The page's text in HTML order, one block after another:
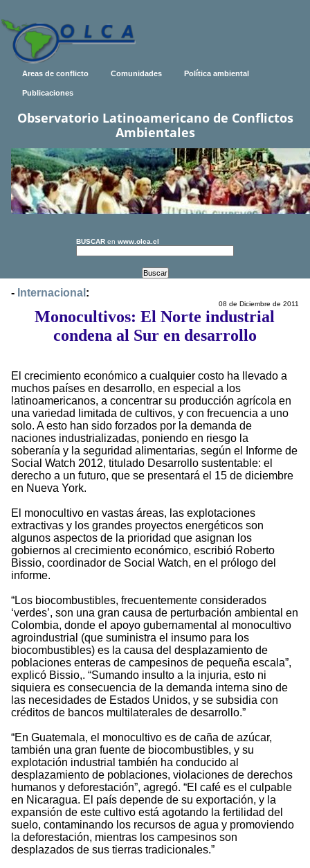
Areas de conflicto Comunidades Política ambiental
Publicaciones
Observatorio Latinoamericano de Conflictos
Ambientales
BUSCAR en www.olca.cl
- Internacional :
08 de Diciembre de 2011
Monocultivos: El Norte industrial
condena al Sur en desarrollo
El crecimiento económico a cualquier costo ha llevado a
muchos países en desarrollo, en especial a los
latinoamericanos, a concentrar su producción agrícola en
una variedad limitada de cultivos, y con frecuencia a uno
solo. A esto han sido forzados por la demanda de
naciones industrializadas, poniendo en riesgo la
soberanía y la seguridad alimentarias, según el Informe de
Social Watch 2012, titulado Desarrollo sustentable: el
derecho a un futuro, que se presentará el 15 de diciembre
en Nueva York.
El monocultivo en vastas áreas, las explotaciones
extractivas y los grandes proyectos energéticos son
algunos aspectos de la prioridad que asignan los
gobiernos al crecimiento económico, escribió Roberto
Bissio, coordinador de Social Watch, en el prólogo del
informe.
“Los biocombustibles, frecuentemente considerados
‘verdes’, son una gran causa de perturbación ambiental en
Colombia, donde el apoyo gubernamental al monocultivo
agroindustrial (que suministra el insumo para los
biocombustibles) es la causa del desplazamiento de
poblaciones enteras de campesinos de pequeña escala”,
explicó Bissio,. “Sumando insulto a la injuria, esto ni
siquiera es consecuencia de la demanda interna sino de
las necesidades de Estados Unidos, y se subsidia con
créditos de bancos multilaterales de desarrollo.”
“En Guatemala, el monocultivo es de caña de azúcar,
también una gran fuente de biocombustibles, y su
explotación industrial también ha conducido al
desplazamiento de poblaciones, violaciones de derechos
humanos y deforestación”, agregó. “El café es el culpable
en Nicaragua. El país depende de su exportación, y la
expansión de este cultivo está agotando la fertilidad del
suelo, contaminando los recursos de agua y promoviendo
la deforestación, mientras los campesinos son
desplazados de sus tierras tradicionales.”